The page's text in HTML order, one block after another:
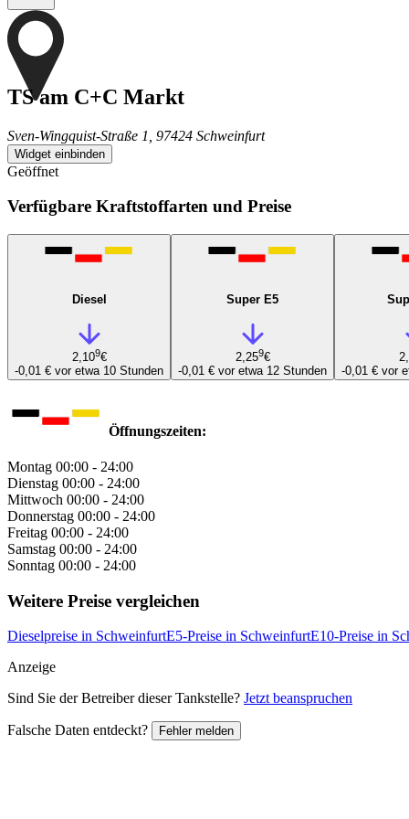
TS am C+C Markt
Sven-Wingquist-Straße 1, 97424 Schweinfurt
Widget einbinden
Geöffnet
Verfügbare Kraftstoffarten und Preise
Diesel
2,109€
-0,01 € vor etwa 10 Stunden
Super E5
2,259€
-0,01 € vor etwa 12 Stunden
-0,01 € vor
Öffnungszeiten:
Montag 00:00 - 24:00
Dienstag 00:00 - 24:00
Mittwoch 00:00 - 24:00
Donnerstag 00:00 - 24:00
Freitag 00:00 - 24:00
Samstag 00:00 - 24:00
Sonntag 00:00 - 24:00
Weitere Preise vergleichen
Dieselpreise in SchweinfurtE5-Preise in SchweinfurtE10-Preise in
Anzeige
Sind Sie der Betreiber dieser Tankstelle? Jetzt beanspruchen
Falsche Daten entdeckt? Fehler melden